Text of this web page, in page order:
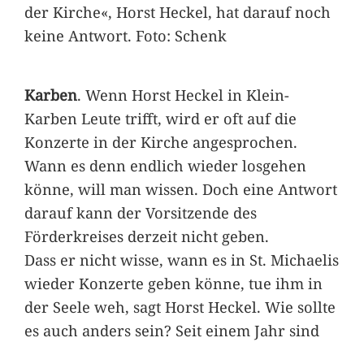
der Kirche«, Horst Heckel, hat darauf noch
keine Antwort. Foto: Schenk
Karben. Wenn Horst Heckel in Klein-
Karben Leute trifft, wird er oft auf die
Konzerte in der Kirche angesprochen.
Wann es denn endlich wieder losgehen
könne, will man wissen. Doch eine Antwort
darauf kann der Vorsitzende des
Förderkreises derzeit nicht geben.
Dass er nicht wisse, wann es in St. Michaelis
wieder Konzerte geben könne, tue ihm in
der Seele weh, sagt Horst Heckel. Wie sollte
es auch anders sein? Seit einem Jahr sind